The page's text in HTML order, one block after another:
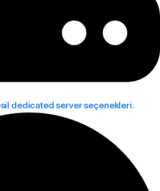
dedicated server seçenekleri.